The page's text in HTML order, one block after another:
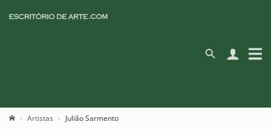
Artistas Julião Sarmento